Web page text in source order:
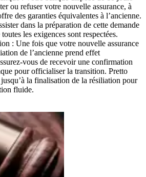
ou refuser votre nouvelle assurance, à
des garanties équivalentes à l’ancienne.
dans la préparation de cette demande
les exigences sont respectées.
: Une fois que votre nouvelle assurance
de l’ancienne prend effet
vous de recevoir une confirmation
pour officialiser la transition. Pretto
la finalisation de la résiliation pour
fluide.